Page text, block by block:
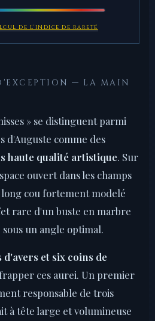
de l'indice de rareté
— LA MAIN
» se distinguent parmi
d'Auguste comme des
haute qualité artistique. Sur
ouvert dans les champs
long cou fortement modelé
rare d'un buste en marbre
un angle optimal.
d'avers et six coins de
ces aurei. Un premier
responsable de trois
à tête large et volumineuse